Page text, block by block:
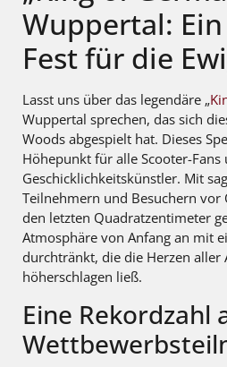
Wuppertal:
Fest für die
Lasst uns über das legendäre „
Wuppertal sprechen, das sich
Woods abgespielt hat. Dieses
Höhepunkt für alle Scooter-Fans
Geschicklichkeitskünstler. Mit
Teilnehmern und Besuchern vor
den letzten Quadratzentimeter
Atmosphäre von Anfang an mit
durchtränkt, die die Herzen aller
höherschlagen ließ.
Eine Rekordzahl